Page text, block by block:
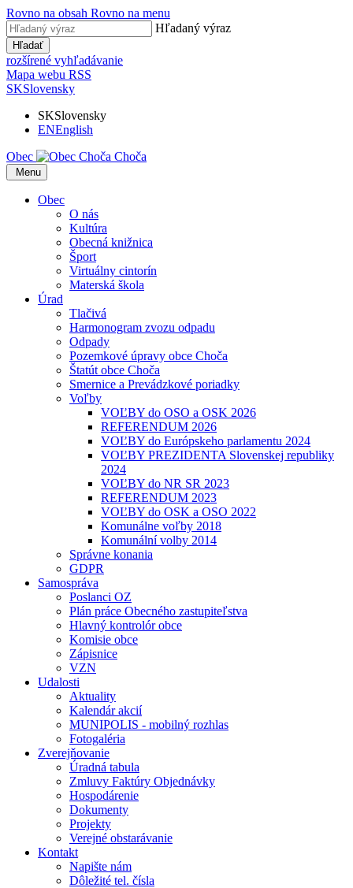
Rovno na obsah Rovno na menu
Hľadaný výraz
Hľadať
rozšírené vyhľadávanie
Mapa webu RSS
SKSlovensky
SKSlovensky
ENEnglish
Obec
Choča
Menu
Obec
O nás
Kultúra
Obecná knižnica
Šport
Virtuálny cintorín
Materská škola
Úrad
Tlačivá
Harmonogram zvozu odpadu
Odpady
Pozemkové úpravy obce Choča
Štatút obce Choča
Smernice a Prevádzkové poriadky
Voľby
VOĽBY do OSO a OSK 2026
REFERENDUM 2026
VOĽBY do Európskeho parlamentu 2024
VOĽBY PREZIDENTA Slovenskej republiky
2024
VOĽBY do NR SR 2023
REFERENDUM 2023
VOĽBY do OSK a OSO 2022
Komunálne voľby 2018
Komunální volby 2014
Správne konania
GDPR
Samospráva
Poslanci OZ
Plán práce Obecného zastupiteľstva
Hlavný kontrolór obce
Komisie obce
Zápisnice
VZN
Udalosti
Aktuality
Kalendár akcií
MUNIPOLIS - mobilný rozhlas
Fotogaléria
Zverejňovanie
Úradná tabula
Zmluvy Faktúry Objednávky
Hospodárenie
Dokumenty
Projekty
Verejné obstarávanie
Kontakt
Napište nám
Dôležité tel. čísla